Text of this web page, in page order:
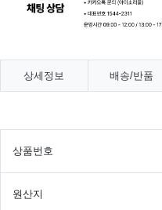
상세정보 배송/반품
상품번호
원산지